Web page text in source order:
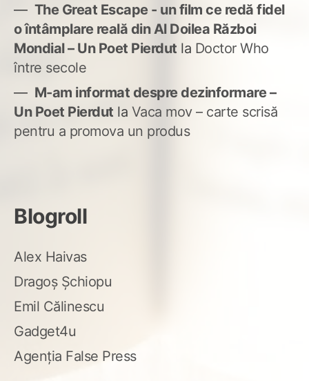
The Great Escape - un film ce redă fidel
o întâmplare reală din Al Doilea Război
Mondial – Un Poet Pierdut la Doctor Who
între secole
M-am informat despre dezinformare –
Un Poet Pierdut la Vaca mov – carte scrisă
pentru a promova un produs
Blogroll
Alex Haivas
Dragoș Șchiopu
Emil Călinescu
Gadget4u
Agenția False Press